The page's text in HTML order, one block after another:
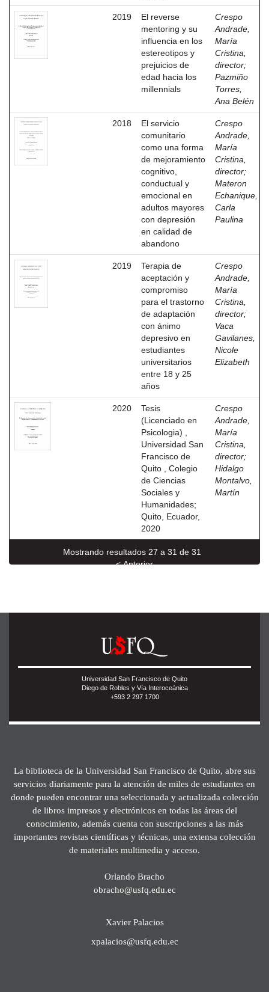
2019
El reverse
mentoring y su
influencia en los
estereotipos y
prejuicios de
edad hacia los
millennials
Crespo
Andrade,
María
Cristina,
director;
Pazmiño
Torres,
Ana Belén
2018
El servicio
comunitario
como una forma
de mejoramiento
cognitivo,
conductual y
emocional en
adultos mayores
con depresión
en calidad de
abandono
Crespo
Andrade,
María
Cristina,
director;
Materon
Echanique,
Carla
Paulina
2019
Terapia de
aceptación y
compromiso
para el trastorno
de adaptación
con ánimo
depresivo en
estudiantes
universitarios
entre 18 y 25
años
Crespo
Andrade,
María
Cristina,
director;
Vaca
Gavilanes,
Nicole
Elizabeth
2020
Tesis
(Licenciado en
Psicologia) ,
Universidad San
Francisco de
Quito , Colegio
de Ciencias
Sociales y
Humanidades;
Quito, Ecuador,
2020
Crespo
Andrade,
María
Cristina,
director;
Hidalgo
Montalvo,
Martín
Mostrando resultados 27 a 31 de 31
< Anterior
Universidad San Francisco de Quito
Diego de Robles y Vía Interoceánica
+593 2 297 1700
La biblioteca de la Universidad San Francisco de Quito, abre sus
servicios diariamente para la atención de miles de estudiantes en
donde pueden encontrar una seleccionada y actualizada colección
de libros impresos y electrónicos en todas las áreas del
conocimiento, además cuenta con suscripciones a las más
importantes revistas científicas y técnicas, una extensa colección
de materiales multimedia y acceso.
Orlando Bracho
obracho@usfq.edu.ec
Xavier Palacios
xpalacios@usfq.edu.ec